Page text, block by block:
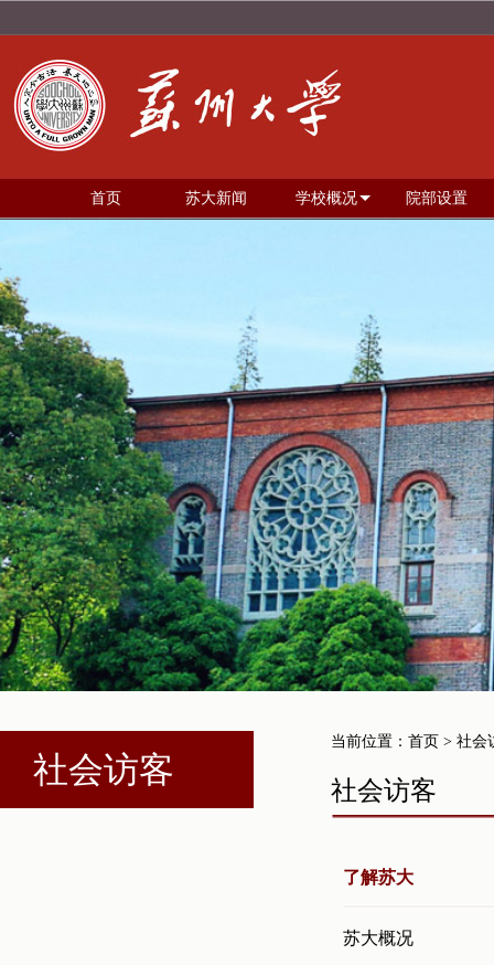
首页 苏大新闻 学校概况 院部设置
社会访客
当前位置： 首页 > 社会
社会访客
了解苏大
苏大概况